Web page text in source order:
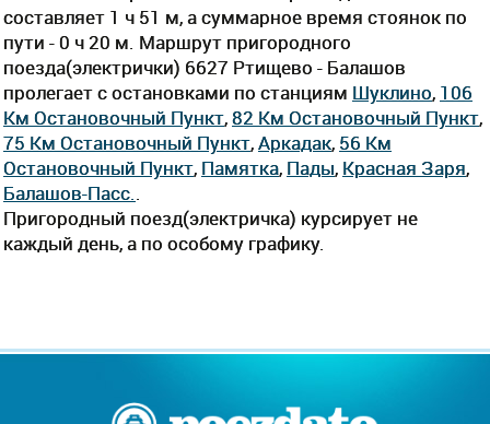
составляет 1 ч 51 м, а суммарное время стоянок по
пути - 0 ч 20 м. Маршрут пригородного
поезда(электрички) 6627 Ртищево - Балашов
пролегает c остановками по станциям Шуклино, 106
Км Остановочный Пункт,82 Км Остановочный Пункт,
75 Км Остановочный Пункт,Аркадак, 56 Км
Остановочный Пункт, Памятка, Пады, Красная Заря,
Балашов-Пасс.
Пригородный поезд(электричка) курсирует не
каждый день, а по особому графику.